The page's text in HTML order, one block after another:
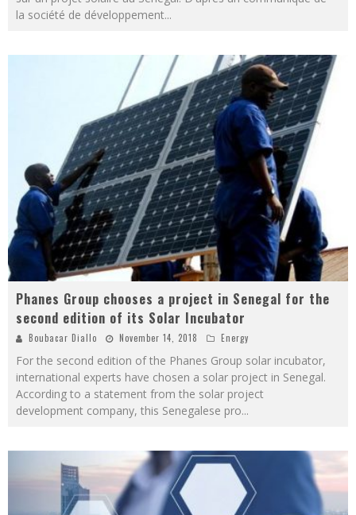
la société de développement...
Phanes Group chooses a project in Senegal for the
second edition of its Solar Incubator
Boubacar Diallo November 14, 2018 Energy
For the second edition of the Phanes Group solar incubator,
international experts have chosen a solar project in Senegal.
According to a statement from the solar project
development company, this Senegalese pro...